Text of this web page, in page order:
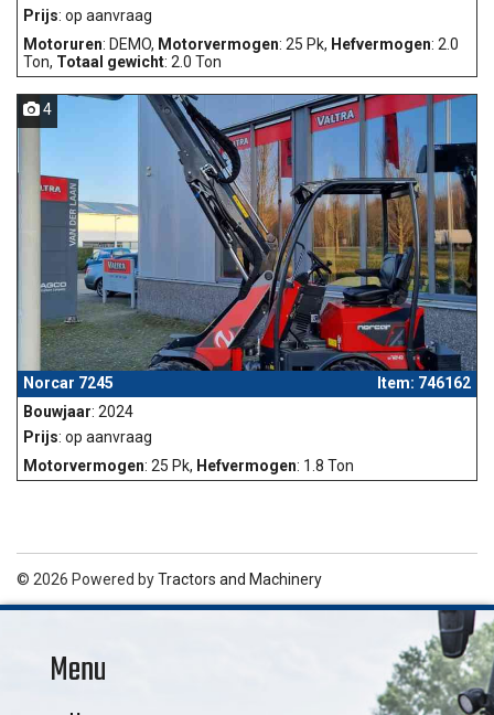
Prijs: op aanvraag
Motoruren: DEMO, Motorvermogen: 25 Pk, Hefvermogen: 2.0
Ton, Totaal gewicht: 2.0 Ton
4
Norcar 7245
Item: 746162
Bouwjaar: 2024
Prijs: op aanvraag
Motorvermogen: 25 Pk, Hefvermogen: 1.8 Ton
© 2026 Powered byTractors and Machinery
Menu